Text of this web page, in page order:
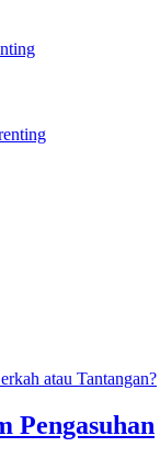
Pengasuhan